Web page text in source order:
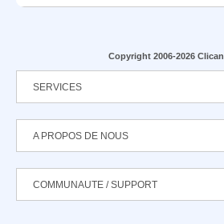
Copyright 2006-2026
SERVICES
A PROPOS DE NOUS
COMMUNAUTE / SUPPORT